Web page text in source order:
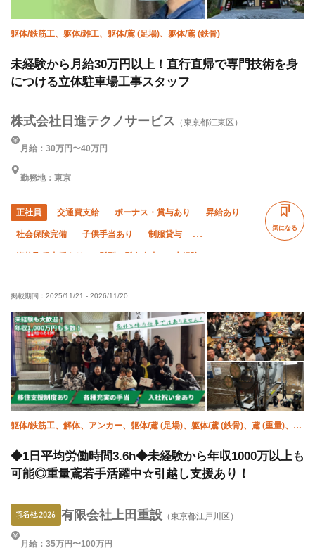
躯体/鉄筋工、躯体/雑工、躯体/鳶 (足場)、躯体/鳶 (鉄骨)
未経験から月給30万円以上！直行直帰で専門技術を身
につける立体駐車場工事スタッフ
株式会社日進テクノサービス （東京都江東区）
月給：30万円〜40万円
勤務地：東京
正社員 交通費支給 ボーナス・賞与あり 昇給あり
社会保険完備 子供手当あり 制服貸与
資格取得支援あり 髪型・髪色自由 未経験OK
直帰・直行OK 年末年始休暇
気になる
掲載期間： 2025/11/21 - 2026/11/20
躯体/鉄筋工、解体、アンカー、躯体/鳶 (足場)、躯体/鳶 (鉄骨)、鳶 (重量)、揚
◆1日平均労働時間3.6h◆未経験から年収1000万以上も
可能◎重量鳶若手活躍中☆引越し支援あり！
有限会社上田重設 （東京都江戸川区）
月給：35万円〜100万円